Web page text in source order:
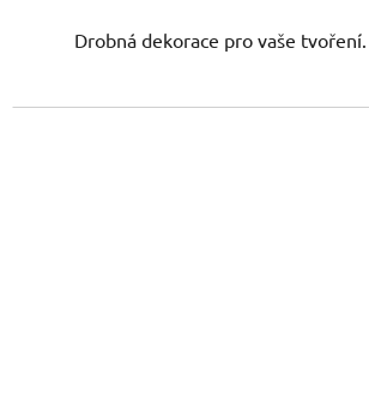
Drobná dekorace pro vaše